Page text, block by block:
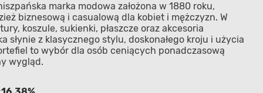
marka modowa założona w 1880 roku,
biznesową i casualową dla kobiet i mężczyzn. W
koszule, sukienki, płaszcze oraz akcesoria
słynie z klasycznego stylu, doskonałego kroju i użycia
to wybór dla osób ceniących ponadczasową
wygląd.